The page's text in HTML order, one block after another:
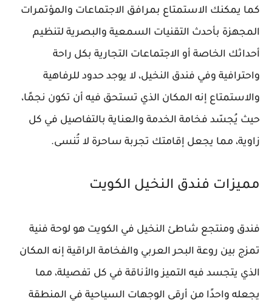
كما يمكنك الاستمتاع بمرافق الاجتماعات والمؤتمرات
المجهزة بأحدث التقنيات السمعية والبصرية لتنظيم
أحداثك الخاصة أو الاجتماعات التجارية بكل راحة
واحترافية وفي فندق النخيل، لا يوجد حدود للرفاهية
والاستمتاع إنه المكان الذي تستحق فيه أن تكون نجمًا،
حيث يُجسّد فخامة الخدمة والعناية بالتفاصيل في كل
زاوية، مما يجعل إقامتك تجربة ساحرة لا تُنسى.
مميزات فندق النخيل الكويت
فندق ومنتجع شاطئ النخيل في الكويت هو لوحة فنية
تمزج بين روعة البحر العربي والفخامة الراقية إنه المكان
الذي يتجسد فيه التميز والأناقة في كل تفصيلة، مما
يجعله واحدًا من أرقى الوجهات السياحية في المنطقة